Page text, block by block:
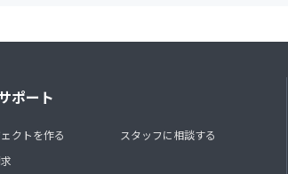
ポート
クトを作る
スタッフに相談する